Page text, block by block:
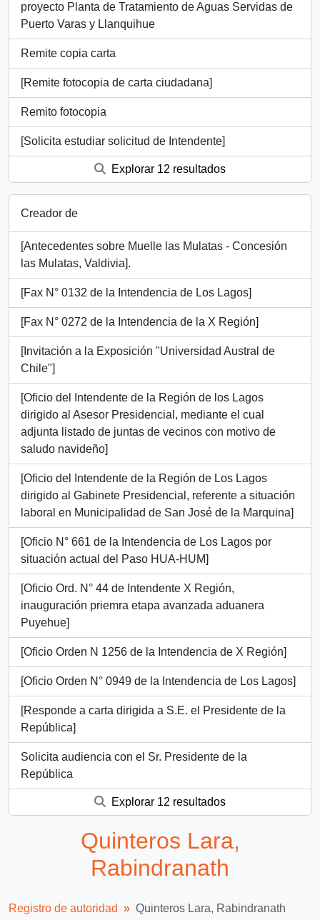
proyecto Planta de Tratamiento de Aguas Servidas de
Puerto Varas y Llanquihue
Remite copia carta
[Remite fotocopia de carta ciudadana]
Remito fotocopia
[Solicita estudiar solicitud de Intendente]
Explorar 12 resultados
Creador de
[Antecedentes sobre Muelle las Mulatas - Concesión
las Mulatas, Valdivia].
[Fax N° 0132 de la Intendencia de Los Lagos]
[Fax N° 0272 de la Intendencia de la X Región]
[Invitación a la Exposición "Universidad Austral de
Chile"]
[Oficio del Intendente de la Región de los Lagos
dirigido al Asesor Presidencial, mediante el cual
adjunta listado de juntas de vecinos con motivo de
saludo navideño]
[Oficio del Intendente de la Región de Los Lagos
dirigido al Gabinete Presidencial, referente a situación
laboral en Municipalidad de San José de la Marquina]
[Oficio N° 661 de la Intendencia de Los Lagos por
situación actual del Paso HUA-HUM]
[Oficio Ord. N° 44 de Intendente X Región,
inauguración priemra etapa avanzada aduanera
Puyehue]
[Oficio Orden N 1256 de la Intendencia de X Región]
[Oficio Orden N° 0949 de la Intendencia de Los Lagos]
[Responde a carta dirigida a S.E. el Presidente de la
República]
Solicita audiencia con el Sr. Presidente de la
República
Explorar 12 resultados
Quinteros Lara,
Rabindranath
Registro de autoridad Quinteros Lara, Rabindranath